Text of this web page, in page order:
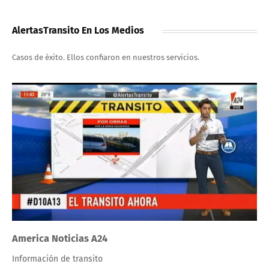
AlertasTransito En Los Medios
Casos de éxito. Ellos confiaron en nuestros servicios.
America Noticias A24
Información de transito